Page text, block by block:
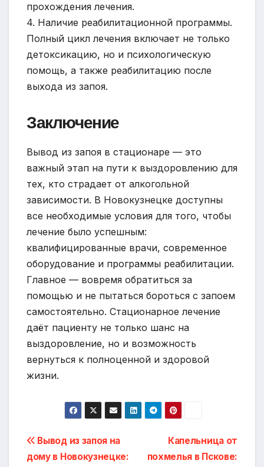
прохождения лечения.
4. Наличие реабилитационной программы.
Полный цикл лечения включает не только
детоксикацию, но и психологическую
помощь, а также реабилитацию после
выхода из запоя.
Заключение
Вывод из запоя в стационаре — это
важный этап на пути к выздоровлению для
тех, кто страдает от алкогольной
зависимости. В Новокузнецке доступны
все необходимые условия для того, чтобы
лечение было успешным:
квалифицированные врачи, современное
оборудование и программы реабилитации.
Главное — вовремя обратиться за
помощью и не пытаться бороться с запоем
самостоятельно. Стационарное лечение
даёт пациенту не только шанс на
выздоровление, но и возможность
вернуться к полноценной и здоровой
жизни.
Навигация
Капельница от
похмелья в Пскове:
Вывод из запоя на
дому в Новокузнецке: